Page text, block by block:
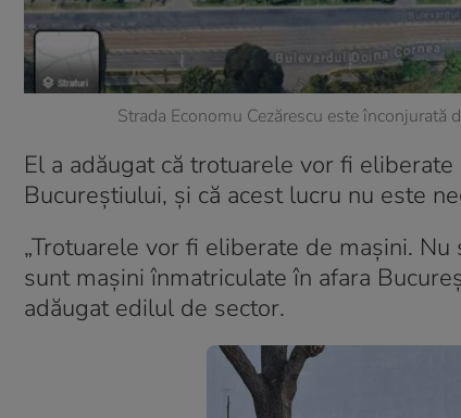
Strada Economu Cezărescu este
El a adăugat că trotuarele vor fi
Bucureștiului, și că acest lucru nu este
„Trotuarele vor fi eliberate de mașini.
sunt mașini înmatriculate în afara
adăugat edilul de sector.